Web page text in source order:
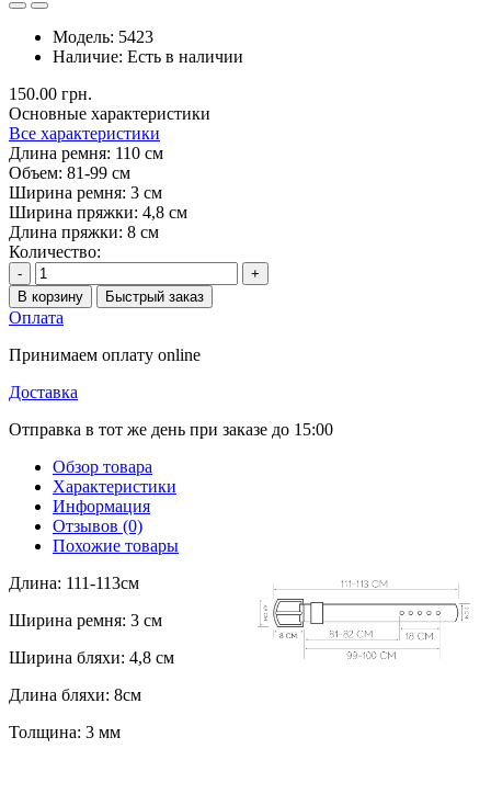
Модель: 5423
Наличие: Есть в наличии
150.00 грн.
Основные характеристики
Все характеристики
Длина ремня: 110 см
Объем: 81-99 см
Ширина ремня: 3 см
Ширина пряжки: 4,8 см
Длина пряжки: 8 см
Количество:
-
+
В корзину
Быстрый заказ
Оплата
Принимаем оплату online
Доставка
Отправка в тот же день при заказе до 15:00
Обзор товара
Характеристики
Информация
Отзывов (0)
Похожие товары
Длина: 111-113см
Ширина ремня: 3 см
Ширина бляхи: 4,8 см
Длина бляхи: 8см
Толщина: 3 мм